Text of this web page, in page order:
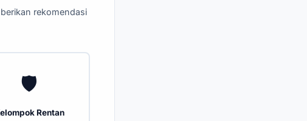
rekomendasi
🛡️
Rentan